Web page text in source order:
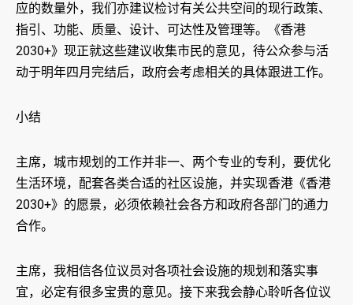
应的数量外，我们亦建议检讨有关公共空间的现行政策、
指引、功能、质量、设计、可达性及管理等。《香港
2030+》现正就这些建议收集市民的意见，待公众参与活
动于明年四月完结后，政府会考虑相关的具体跟进工作。
小结
主席，城市规划的工作并非一、两个专业的专利，要优化
生活环境，配套各类合适的社区设施，并实现香港《香港
2030+》的愿景，必须依赖社会各方和政府各部门的通力
合作。
主席，我相信各位议员对各项社会设施的规划和落实事
宜，必定有很多宝贵的意见。接下来我会静心聆听各位议